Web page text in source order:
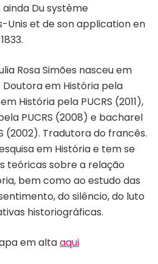
Du système
Unis et de son application en
Rosa Simões nasceu em
Doutora em História pela
História pela PUCRS (2011),
PUCRS (2008) e bacharel
(2002). Tradutora do francês.
em História e tem se
teóricas sobre a relação
bem como ao estudo das
do silêncio, do luto
historiográficas.
em altaaqui